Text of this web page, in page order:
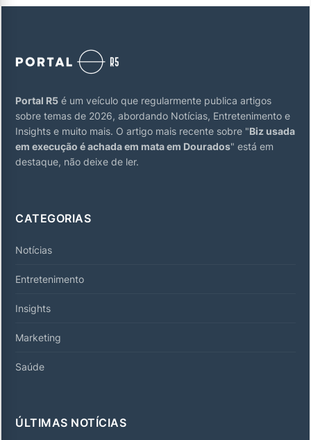
Portal R5 é um veículo que regularmente publica artigos
sobre temas de 2026, abordando Notícias, Entretenimento e
Insights e muito mais. O artigo mais recente sobre "Biz usada
em execução é achada em mata em Dourados" está em
destaque, não deixe de ler.
CATEGORIAS
Notícias
Entretenimento
Insights
Marketing
Saúde
ÚLTIMAS NOTÍCIAS